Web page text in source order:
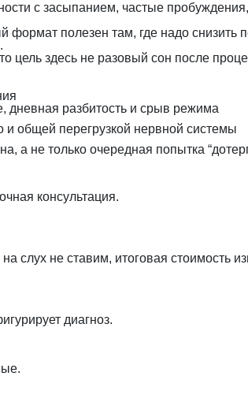
с засыпанием, частые
формат полезен там, где надо снизить
цель здесь не разовый сон после
дневная разбитость и срыв режима
и общей перегрузкой нервной системы
а не только очередная попытка
консультация.
слух не ставим, итоговая стоимость
диагноз.